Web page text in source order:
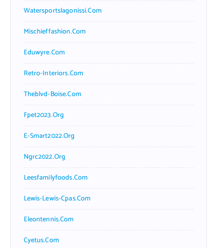
Watersportslagonissi.com
Mischieffashion.com
Eduwyre.com
Retro-Interiors.com
Theblvd-Boise.com
Fpet2023.org
E-Smart2022.org
Ngrc2022.org
Leesfamilyfoods.com
Lewis-Lewis-Cpas.com
Eleontennis.com
Cyetus.com